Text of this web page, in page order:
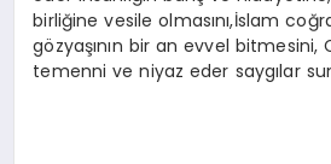
birliğine vesile olmasını,İslam
gözyaşının bir an evvel bitmesini,
temenni ve niyaz eder saygılar